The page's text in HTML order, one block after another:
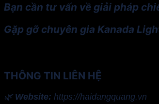
Bạn cần tư vấn về giải pháp
Gặp gỡ chuyên gia Kanada
THÔNG TIN LIÊN HỆ
🌿 Website: https://haidangquang.vn